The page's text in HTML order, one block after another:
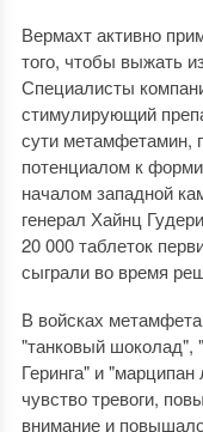
Вермахт активно
того, чтобы выжать
Специалисты
стимулирующий
сути метамфетамин,
потенциалом к
началом западной
генерал Хайнц
20 000 таблеток
сыграли во время
В войсках
"танковый шоколад",
Геринга" и
чувство тревоги,
внимание и